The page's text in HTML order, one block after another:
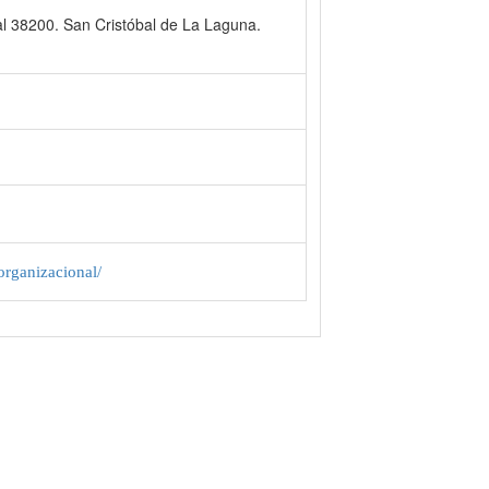
38200. San Cristóbal de La Laguna.